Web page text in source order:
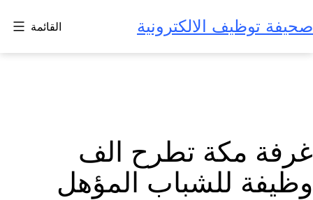
إلى
المحتوى
صحيفة توظيف الالكترونية القائمة
غرفة مكة تطرح الف
وظيفة للشباب المؤهل